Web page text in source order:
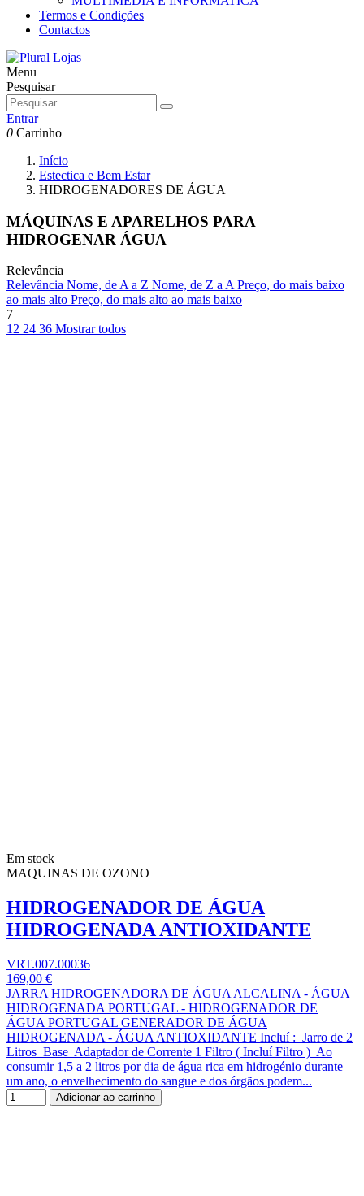
Termos e Condições
Contactos
Menu
Pesquisar
Entrar
0 Carrinho
Início
Estectica e Bem Estar
HIDROGENADORES DE ÁGUA
MÁQUINAS E APARELHOS PARA
HIDROGENAR ÁGUA
Relevância
Relevância Nome, de A a Z Nome, de Z a APreço, do mais baixo
ao mais alto Preço, do mais alto ao mais baixo
7
12 24 36 Mostrar todos
Em stock
MAQUINAS DE OZONO
HIDROGENADOR DE ÁGUA
HIDROGENADA ANTIOXIDANTE
VRT.007.00036
169,00 €
JARRA HIDROGENADORA DE ÁGUA ALCALINA - ÁGUA
HIDROGENADA PORTUGAL - HIDROGENADOR DE
ÁGUA PORTUGAL GENERADOR DE ÁGUA
HIDROGENADA - ÁGUA ANTIOXIDANTE Incluí : Jarro de 2
Litros Base Adaptador de Corrente 1 Filtro ( Incluí Filtro ) Ao
consumir 1,5 a 2 litros por dia de água rica em hidrogénio durante
um ano, o envelhecimento do sangue e dos órgãos podem...
Adicionar ao carrinho